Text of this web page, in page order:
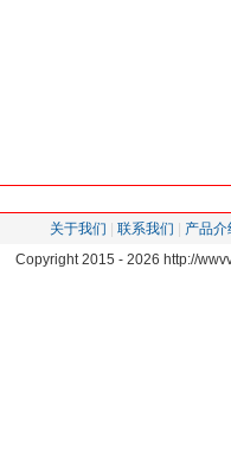
关于我们 联系我们
产品介
Copyright 2015 - 2026 http://